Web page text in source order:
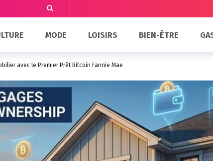
MODE LOISIRS BIEN-ÊTRE
avec le Premier Prêt Bitcoin Fannie Mae